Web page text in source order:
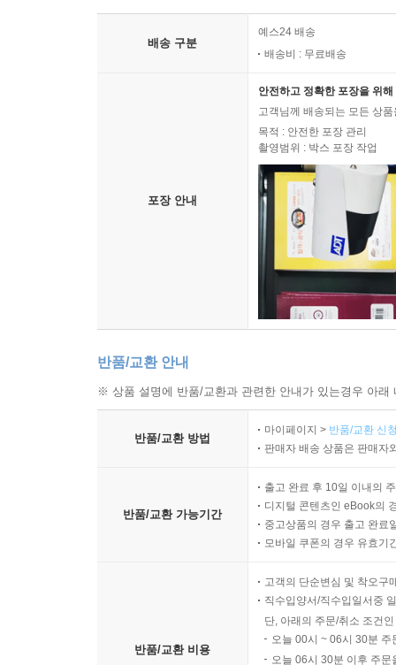
배송 안내
예스24 배송
안전하고 정확한 포장을 위
고객님께 배송되는 모든 상
목적 : 안전한 포장 관리
촬영범위 : 박스 포장 작업
반품/교환 안내
※ 상품 설명에 반품/교환과 관련한 안내가 있는경우 아래
마이페이지 >반품/교환 신
출고 완료 후 10일 이내의
디지털 콘텐츠인 eBook의
중고상품의 경우 출고 완료
고객의 단순변심 및 착오구
직수입양서/직수입일서중
단, 아래의 주문/취소 조건